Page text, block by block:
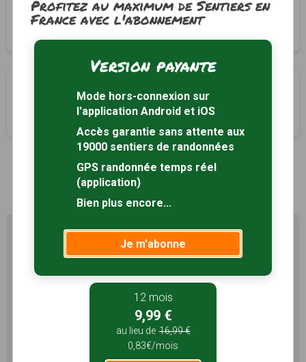
Ogliastro, Haute Corse (2B)
Olmeta-di-Capocorso, Haute Corse (2B)
Profitez au maximum de
Sentiers en France avec rando
+
Rando
permet de profiter de tout le
potentiel qu'offre Sentiers en France :
Favoris illimités
Mode hors-connexion
Profitez au maximum de Sentiers en
France avec l'abonnement
Version payante
Mode hors-connexion sur
l'application Android et iOS
Accès garantie sans attente aux
19000 sentiers de randonnées
GPS randonnée temps réel
(application)
Bien plus encore...
Je m'abonne
12 mois
9,99 €
au lieu de 16,99 €
0,83€/mois